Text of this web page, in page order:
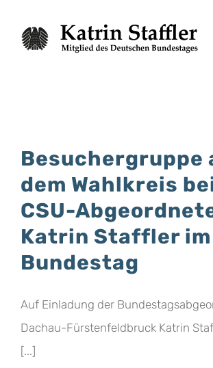
Inhalt
Besuchergruppe
dem Wahlkreis
CSU-
Katrin Staffler im
Bundestag
Auf Einladung der
Dachau-Fürstenfeldbruck Katrin
[...]